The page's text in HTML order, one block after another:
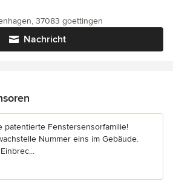
Nachricht
37083 goettingen
patentierte Fenstersensorfamilie!
Nummer eins im Gebäude.